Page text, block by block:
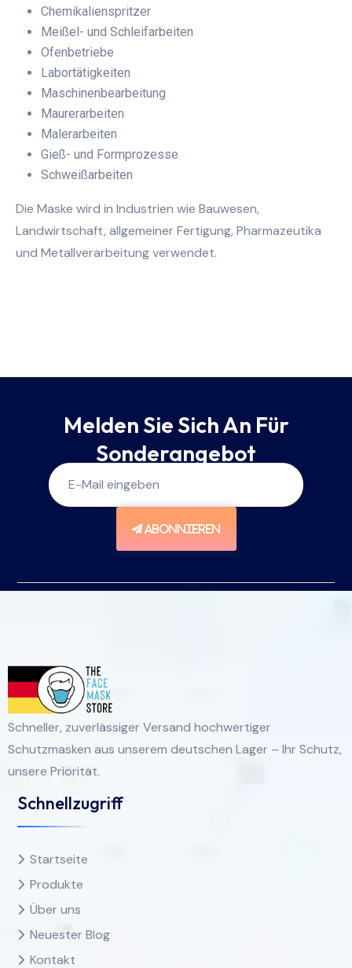
Chemikalienspritzer
Meißel- und Schleifarbeiten
Ofenbetriebe
Labortätigkeiten
Maschinenbearbeitung
Maurerarbeiten
Malerarbeiten
Gieß- und Formprozesse
Schweißarbeiten
Die Maske wird in Industrien wie Bauwesen,
Landwirtschaft, allgemeiner Fertigung, Pharmazeutika
und Metallverarbeitung verwendet.
Melden Sie Sich An Für
Sonderangebot
ABONNIEREN
Schneller, zuverlässiger Versand hochwertiger
Schutzmasken aus unserem deutschen Lager – Ihr Schutz,
unsere Priorität.
Schnellzugriff
Startseite
Produkte
Über uns
Neuester Blog
Kontakt